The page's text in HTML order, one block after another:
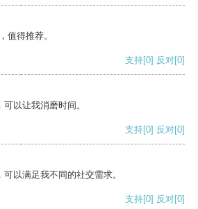
值得推荐。
支持[0] 反对[0]
以让我消磨时间。
支持[0] 反对[0]
以满足我不同的社交需求。
支持[0] 反对[0]